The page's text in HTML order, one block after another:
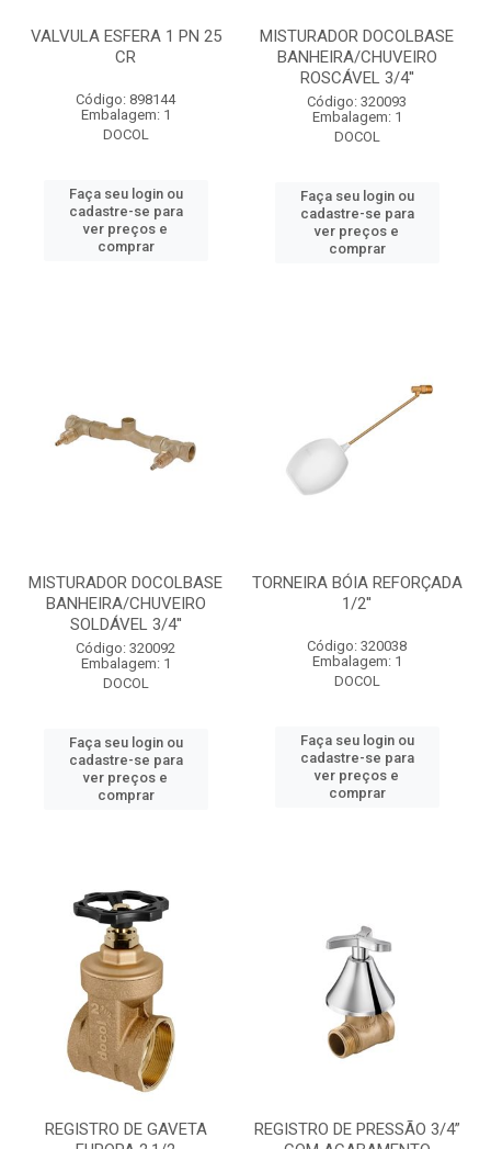
VALVULA ESFERA 1 PN 25
CR
Código: 898144
Embalagem: 1
DOCOL
Faça seu login ou
cadastre-se para
ver preços e
comprar
MISTURADOR DOCOLBASE
BANHEIRA/CHUVEIRO
ROSCÁVEL 3/4''
Código: 320093
Embalagem: 1
DOCOL
Faça seu login ou
cadastre-se para
ver preços e
comprar
MISTURADOR DOCOLBASE
BANHEIRA/CHUVEIRO
SOLDÁVEL 3/4''
Código: 320092
Embalagem: 1
DOCOL
Faça seu login ou
cadastre-se para
ver preços e
comprar
TORNEIRA BÓIA REFORÇADA
1/2''
Código: 320038
Embalagem: 1
DOCOL
Faça seu login ou
cadastre-se para
ver preços e
comprar
REGISTRO DE GAVETA
REGISTRO DE PRESSÃO 3/4”